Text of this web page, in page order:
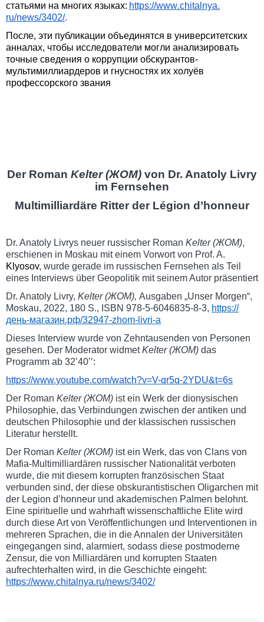
статьями на многих языках: https://www.chitalnya.
ru/news/3402/.
После, эти публикации объединятся в университетских
анналах, чтобы исследователи могли анализировать
точные сведения о коррупции обскурантов-
мультимиллиардеров и гнусностях их холуëв
профессорского звания
Der Roman Kelter (ЖОМ) von Dr. Anatoly Livry
im Fernsehen
Multimilliardäre Ritter der Légion d’honneur
Dr. Anatoly Livrys neuer russischer Roman Kelter (ЖОМ),
erschienen in Moskau mit einem Vorwort von Prof. A.
Klyosov, wurde gerade im russischen Fernsehen als Teil
eines Interviews über Geopolitik mit seinem Autor präsentiert
Dr. Anatoly Livry, Kelter (ЖОМ), Ausgaben „Unser Morgen“,
Moskau, 2022, 180 S., ISBN 978-5-6046835-8-3, https://
день-магазин.рф/32947-zhom-livri-a
Dieses Interview wurde von Zehntausenden von Personen
gesehen. Der Moderator widmetKelter (ЖОМ) das
Programm ab 32’40’’:
https://www.youtube.com/watch?v=V-qr5q-2YDU&t=6s
Der Roman Kelter (ЖОМ) ist ein Werk der dionysischen
Philosophie, das Verbindungen zwischen der antiken und
deutschen Philosophie und der klassischen russischen
Literatur herstellt.
Der Roman Kelter (ЖОМ) ist ein Werk, das von Clans von
Mafia-Multimilliardären russischer Nationalität verboten
wurde, die mit diesem korrupten französischen Staat
verbunden sind, der diese obskurantistischen Oligarchen mit
der Legion d’honneur und akademischen Palmen belohnt.
Eine spirituelle und wahrhaft wissenschaftliche Elite wird
durch diese Art von Veröffentlichungen und Interventionen in
mehreren Sprachen, die in die Annalen der Universitäten
eingegangen sind, alarmiert, sodass diese postmoderne
Zensur, die von Milliardären und korrupten Staaten
aufrechterhalten wird, in die Geschichte eingeht:
https://www.chitalnya.ru/news/3402/